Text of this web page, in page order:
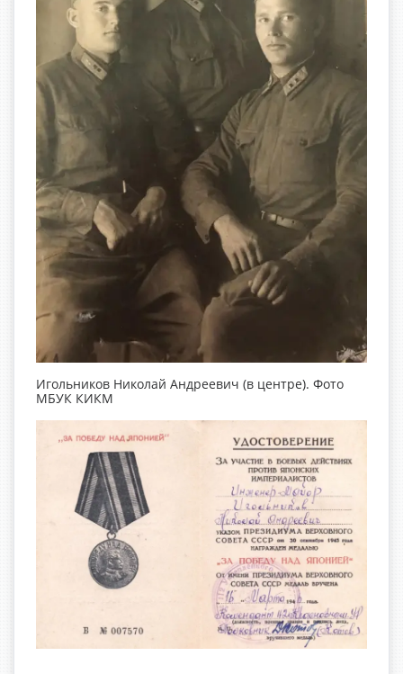
Игольников Николай Андреевич (в центре). Фото
МБУК КИКМ